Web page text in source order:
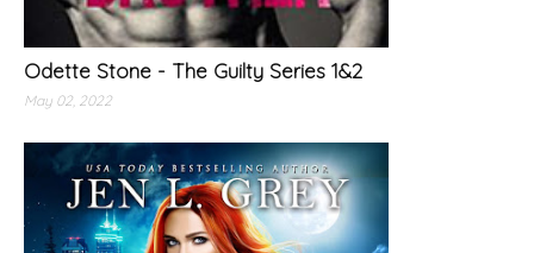
Odette Stone - The Guilty Series 1&2
May 02, 2022